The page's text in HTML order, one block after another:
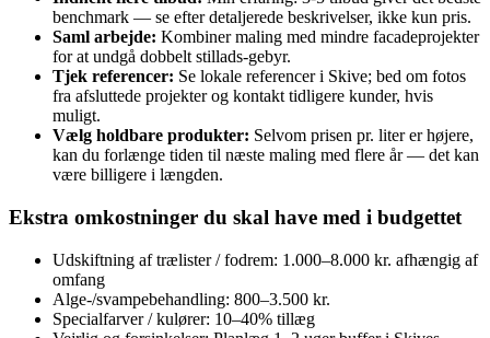
benchmark — se efter detaljerede beskrivelser, ikke kun pris.
Saml arbejde: Kombiner maling med mindre facadeprojekter
for at undgå dobbelt stillads‑gebyr.
Tjek referencer: Se lokale referencer i Skive; bed om fotos
fra afsluttede projekter og kontakt tidligere kunder, hvis
muligt.
Vælg holdbare produkter: Selvom prisen pr. liter er højere,
kan du forlænge tiden til næste maling med flere år — det kan
være billigere i længden.
Ekstra omkostninger du skal have med i budgettet
Udskiftning af trælister / fodrem: 1.000–8.000 kr. afhængig af
omfang
Alge‑/svampebehandling: 800–3.500 kr.
Specialfarver / kulører: 10–40% tillæg